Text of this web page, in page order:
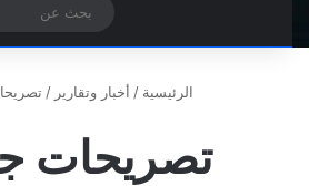
الوضع المظلم
الرئيسية / أخبار وتقارير /
تصريحات